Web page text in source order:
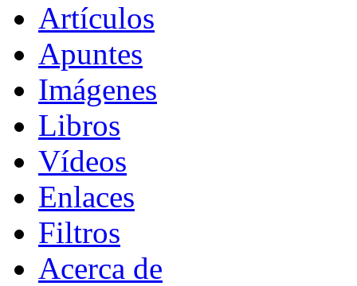
Artículos
Apuntes
Imágenes
Libros
Vídeos
Enlaces
Filtros
Acerca de